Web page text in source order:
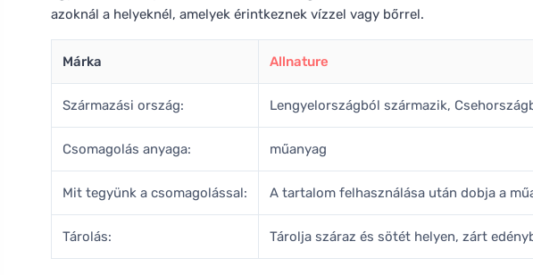
azoknál a helyeknél, amelyek érintkeznek vízzel vagy bőrrel.
Márka Allnature
Származási ország: Lengyelországból származik,
Csomagolás anyaga: műanyag
Mit tegyünk a csomagolással: A tartalom felhasználása után dobja a
Tárolás: Tárolja száraz és sötét helyen, zárt